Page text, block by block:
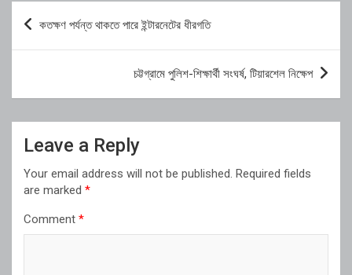
Post
navigation
কতক্ষণ পর্যন্ত থাকতে পারে ইন্টারনেটের ধীরগতি
চট্টগ্রামে পুলিশ-শিক্ষার্থী সংঘর্ষ, টিয়ারশেল নিক্ষেপ
Leave a Reply
Your email address will not be published. Required fields
are marked *
Comment *